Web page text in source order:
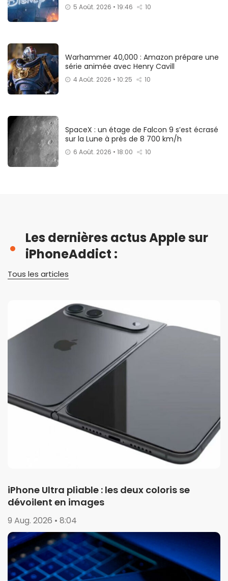
5 Août. 2026 • 19:46 10
Warhammer 40,000 : Amazon prépare une
série animée avec Henry Cavill
4 Août. 2026 • 10:25 10
SpaceX : un étage de Falcon 9 s’est écrasé
sur la Lune à près de 8 700 km/h
6 Août. 2026 • 18:00 10
Les dernières actus Apple sur
iPhoneAddict :
Tous les articles
iPhone Ultra pliable : les deux coloris se
dévoilent en images
9 Aug. 2026 • 8:04